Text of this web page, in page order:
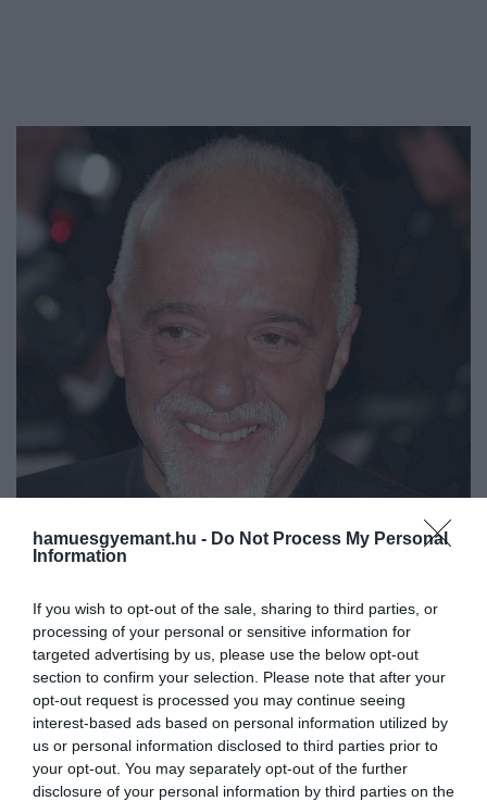
hamuesgyemant.hu - Do Not Process My Personal
Information
If you wish to opt-out of the sale, sharing to third parties, or
processing of your personal or sensitive information for
targeted advertising by us, please use the below opt-out
section to confirm your selection. Please note that after your
opt-out request is processed you may continue seeing
interest-based ads based on personal information utilized by
us or personal information disclosed to third parties prior to
your opt-out. You may separately opt-out of the further
disclosure of your personal information by third parties on the
kortárs írója, akinek könyveit több mint
170 országban adták ki, és 83 nyelvre
fordították le. Pályája nehézségekkel
indult, ebben pedig a családi
konfliktusoknak is nagy szerepe volt. A
szerzőt háromszor is
elmegyógyintézetbe…
2026. MÁJUS 29. ● TÓTH EMMA
Szülei háromszor is
elmegyógyintézetbe záratták a
világ…
TÓTH EMMA